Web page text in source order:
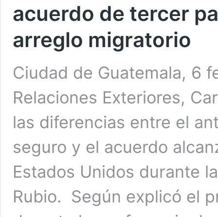
acuerdo de tercer
arreglo migratorio
Ciudad de Guatemala, 6
Relaciones Exteriores,
las diferencias entre el
seguro y el acuerdo
Estados Unidos durante
Rubio. Según explicó el